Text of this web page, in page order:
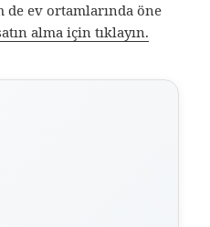
de ev ortamlarında öne
alma için tıklayın.